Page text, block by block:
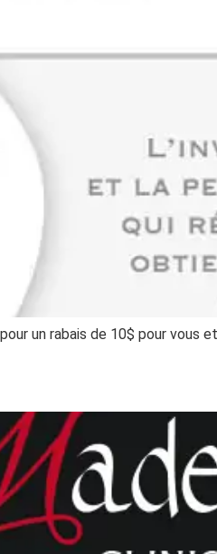
un rabais de 10$ pour vous